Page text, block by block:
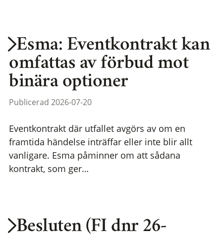
Esma: Eventkontrakt kan
omfattas av förbud mot
binära optioner
Publicerad 2026-07-20
Eventkontrakt där utfallet avgörs av om en
framtida händelse inträffar eller inte blir allt
vanligare. Esma påminner om att sådana
kontrakt, som ger…
Besluten (FI dnr 26-